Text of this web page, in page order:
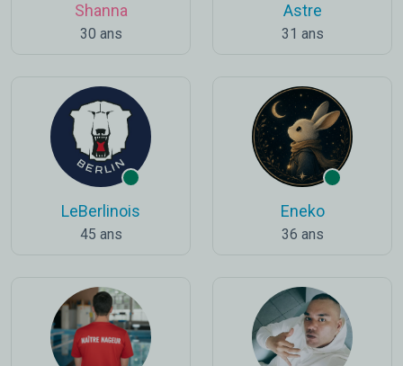
Shanna
30 ans
Astre
31 ans
LeBerlinois
45 ans
Eneko
36 ans